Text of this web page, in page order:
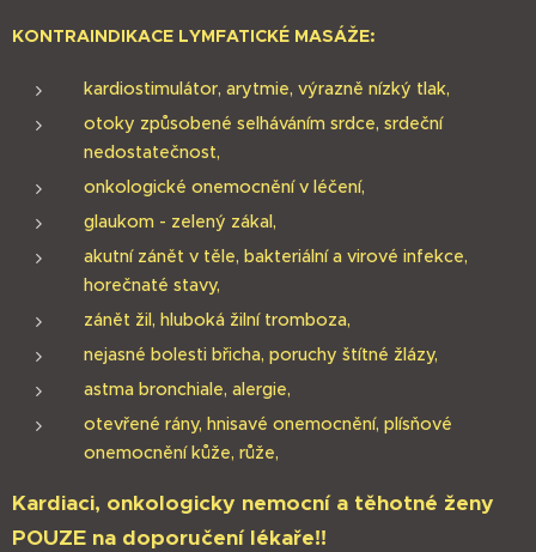
KONTRAINDIKACE LYMFATICKÉ MASÁŽE:
kardiostimulátor, arytmie, výrazně nízký tlak,
otoky způsobené selháváním srdce, srdeční
nedostatečnost,
onkologické onemocnění v léčení,
glaukom - zelený zákal,
akutní zánět v těle, bakteriální a virové infekce,
horečnaté stavy,
zánět žil, hluboká žilní tromboza,
nejasné bolesti břicha, poruchy štítné žlázy,
astma bronchiale, alergie,
otevřené rány, hnisavé onemocnění, plísňové
onemocnění kůže, růže,
Kardiaci, onkologicky nemocní a těhotné ženy
POUZE na doporučení lékaře!!